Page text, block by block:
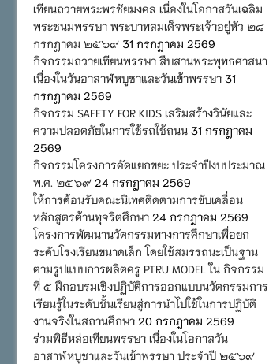
เทียนถวายพระพรชัยมงคล เนื่องในโอกาสวันเฉลิม
พระชนมพรรษา พระบาทสมเด็จพระเจ้าอยู่หัว ๒๘
กรกฎาคม ๒๕๖๙ 31 กรกฎาคม 2569
กิจกรรมถวายเทียนพรรษา สืบสานพระพุทธศาสนา
เนื่องในวันอาสาฬหบูชาและวันเข้าพรรษา 31
กรกฎาคม 2569
กิจกรรม SAFETY FOR KIDS เสริมสร้างวินัยและ
ความปลอดภัยในการใช้รถใช้ถนน 31 กรกฎาคม
2569
กิจกรรมโครงการคัดแยกขยะ ประจำปีงบประมาณ
พ.ศ. ๒๕๖๙ 24 กรกฎาคม 2569
ให้การต้อนรับคณะนิเทศติดตามการขับเคลื่อน
หลักสูตรต้านทุจริตศึกษา 24 กรกฎาคม 2569
โครงการพัฒนานวัตกรรมทางการศึกษาเพื่อยก
ระดับโรงเรียนขนาดเล็ก โดยใช้สมรรถนะเป็นฐาน
ตามรูปแบบการผลิตครู PTRU MODEL ใน กิจกรรม
ที่ ๕ ฝึกอบรมเชิงปฏิบัติการออกแบบนวัตกรรมการ
เรียนรู้ในระดับชั้นเรียนสู่การนำไปใช้ในการปฏิบัติ
งานจริงในสถานศึกษา 20 กรกฎาคม 2569
ร่วมพิธีหล่อเทียนพรรษา เนื่องในโอกาสวัน
อาสาฬหบูชาและวันเข้าพรรษา ประจำปี ๒๕๖๙